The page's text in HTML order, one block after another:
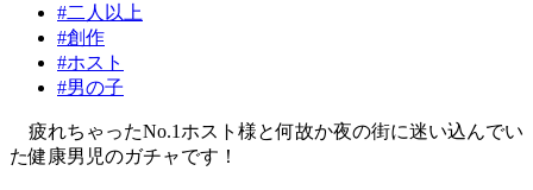
#二人以上
#創作
#ホスト
#男の子
疲れちゃったNo.1ホスト様と何故か夜の街に迷い込んでい
た健康男児のガチャです！